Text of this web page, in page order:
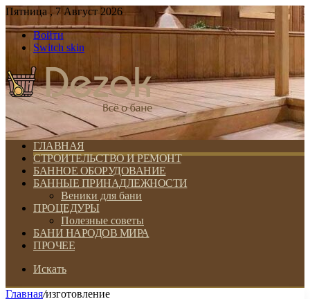
Пятница , 7 Август 2026
Войти
Switch skin
ГЛАВНАЯ
СТРОИТЕЛЬСТВО И РЕМОНТ
БАННОЕ ОБОРУДОВАНИЕ
БАННЫЕ ПРИНАДЛЕЖНОСТИ
Веники для бани
ПРОЦЕДУРЫ
Полезные советы
БАНИ НАРОДОВ МИРА
ПРОЧЕЕ
Искать
Главная/изготовление